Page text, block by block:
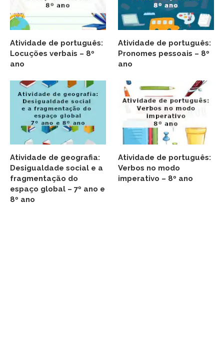
Atividade de português:
Locuções verbais – 8º
ano
Atividade de português:
Pronomes pessoais – 8º
ano
Atividade de geografia:
Desigualdade social e a
fragmentação do
espaço global – 7º ano e
8º ano
Atividade de português:
Verbos no modo
imperativo – 8º ano